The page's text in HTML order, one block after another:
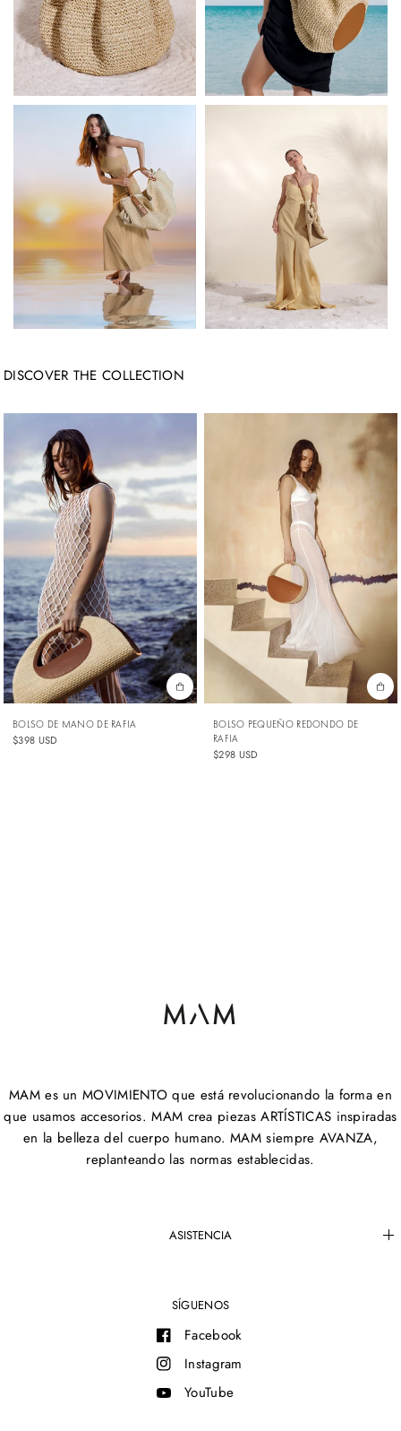
DISCOVER THE COLLECTION
BOLSO DE MANO DE RAFIA
$398 USD
BOLSO PEQUEÑO REDONDO DE
RAFIA
$298 USD
MAM es un MOVIMIENTO que está revolucionando la forma en
que usamos accesorios. MAM crea piezas ARTÍSTICAS inspiradas
en la belleza del cuerpo humano. MAM siempre AVANZA,
replanteando las normas establecidas.
ASISTENCIA
SÍGUENOS
Facebook
Instagram
YouTube